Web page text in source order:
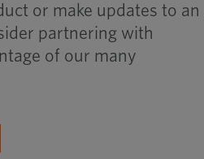
or make updates to an
partnering with
of our many